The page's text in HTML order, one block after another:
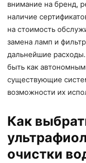
внимание на бренд,
наличие
на стоимость
замена ламп и
дальнейшие
быть как
существующие
возможности их
Как
очистки